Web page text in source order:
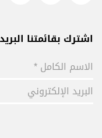
اشترك بقائمتنا